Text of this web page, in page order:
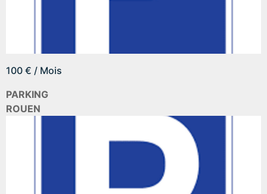
100 € / Mois
PARKING
ROUEN